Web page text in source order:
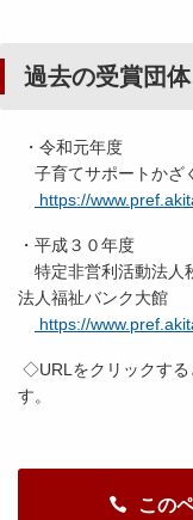
過去の受賞団体
・令和元年度
子育てサポートかざ
https://
・平成３０年度
特定非営利活動法人
法人福祉バンク大館
https://
◇URLをクリックする
す。
この